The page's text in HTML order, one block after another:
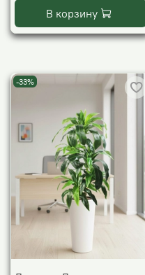
В корзину
-33%